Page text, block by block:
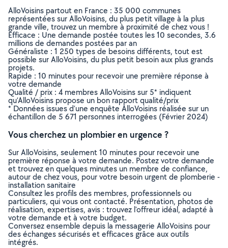
AlloVoisins partout en France : 35 000 communes
représentées sur AlloVoisins, du plus petit village à la plus
grande ville, trouvez un membre à proximité de chez vous !
Efficace : Une demande postée toutes les 10 secondes, 3.6
millions de demandes postées par an
Généraliste : 1 250 types de besoins différents, tout est
possible sur AlloVoisins, du plus petit besoin aux plus grands
projets.
Rapide : 10 minutes pour recevoir une première réponse à
votre demande
Qualité / prix : 4 membres AlloVoisins sur 5* indiquent
qu’AlloVoisins propose un bon rapport qualité/prix
* Données issues d’une enquête AlloVoisins réalisée sur un
échantillon de 5 671 personnes interrogées (Février 2024)
Vous cherchez un plombier en urgence ?
Sur AlloVoisins, seulement 10 minutes pour recevoir une
première réponse à votre demande. Postez votre demande
et trouvez en quelques minutes un membre de confiance,
autour de chez vous, pour votre besoin urgent de plomberie -
installation sanitaire
Consultez les profils des membres, professionnels ou
particuliers, qui vous ont contacté. Présentation, photos de
réalisation, expertises, avis : trouvez l'offreur idéal, adapté à
votre demande et à votre budget.
Conversez ensemble depuis la messagerie AlloVoisins pour
des échanges sécurisés et efficaces grâce aux outils
intégrés.